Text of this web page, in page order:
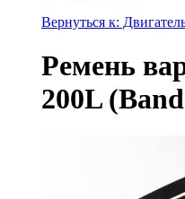
Вернуться к:
Ремень
200L